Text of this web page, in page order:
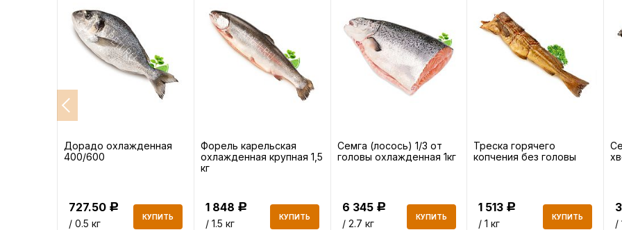
Дорадо охлажденная
400/600
727.50 Р
/ 0.5 кг
КУПИТЬ
Форель карельская
охлажденная крупная 1,5
кг
1 848 Р
/ 1.5 кг
КУПИТЬ
Семга (лосось) 1/3 от
головы охлажденная 1кг
6 345 Р
/ 2.7 кг
КУПИТЬ
Треска горячего
копчения без головы
1 513 Р
/ 1 кг
КУПИТЬ
/